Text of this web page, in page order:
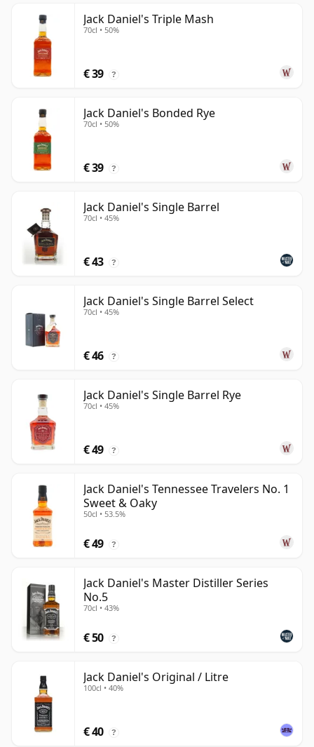
Jack Daniel's Triple Mash
70cl • 50%
€ 39 ?
Jack Daniel's Bonded Rye
70cl • 50%
€ 39 ?
Jack Daniel's Single Barrel
70cl • 45%
€ 43 ?
Jack Daniel's Single Barrel Select
70cl • 45%
€ 46 ?
Jack Daniel's Single Barrel Rye
70cl • 45%
€ 49 ?
Jack Daniel's Tennessee Travelers No. 1
Sweet & Oaky
50cl • 53.5%
€ 49 ?
Jack Daniel's Master Distiller Series
No.5
70cl • 43%
€ 50 ?
Jack Daniel's Original / Litre
100cl • 40%
€ 40 ?